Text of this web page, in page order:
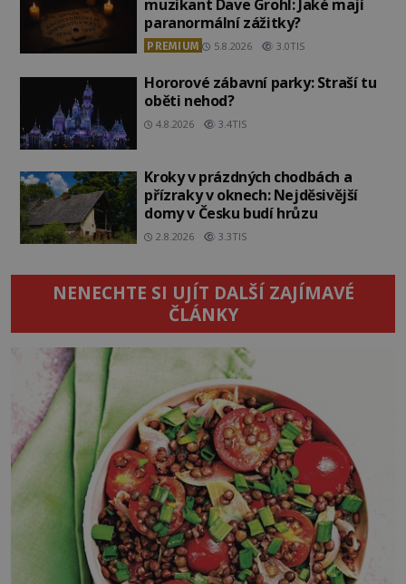
muzikant Dave Grohl: Jaké mají
paranormální zážitky?
PREMIUM 5.8.2026 3.0TIS
Hororové zábavní parky: Straší tu
oběti nehod?
4.8.2026 3.4TIS
Kroky v prázdných chodbách a
přízraky v oknech: Nejděsivější
domy v Česku budí hrůzu
2.8.2026 3.3TIS
NENECHTE SI UJÍT DALŠÍ ZAJÍMAVÉ
ČLÁNKY